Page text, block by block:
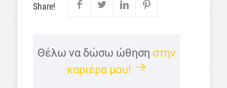
Share!
Θέλω να δώσω ώθηση στην
καριέρα μου!